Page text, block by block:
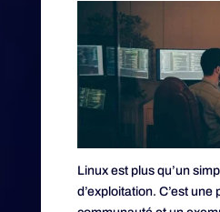
Linux est plus qu’un
d’exploitation. C’est